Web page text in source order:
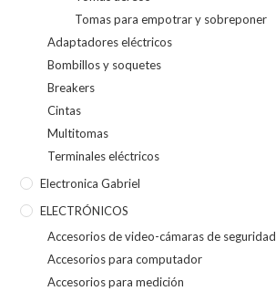
Tomas para empotrar y sobreponer
Adaptadores eléctricos
Bombillos y soquetes
Breakers
Cintas
Multitomas
Terminales eléctricos
Electronica Gabriel
ELECTRÓNICOS
Accesorios de video-cámaras de seguridad
Accesorios para computador
Accesorios para medición